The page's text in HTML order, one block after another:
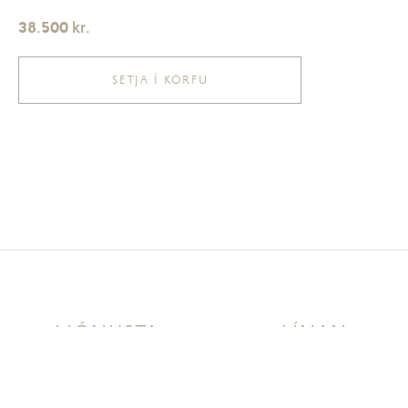
38.500 kr.
SETJA Í KÖRFU
ÞJÓNUSTA LÍNAN